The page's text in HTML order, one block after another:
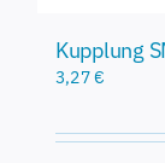
Kupplung
3,27€